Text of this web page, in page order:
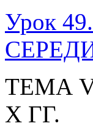
Урок
ТЕМА
Х ГГ.